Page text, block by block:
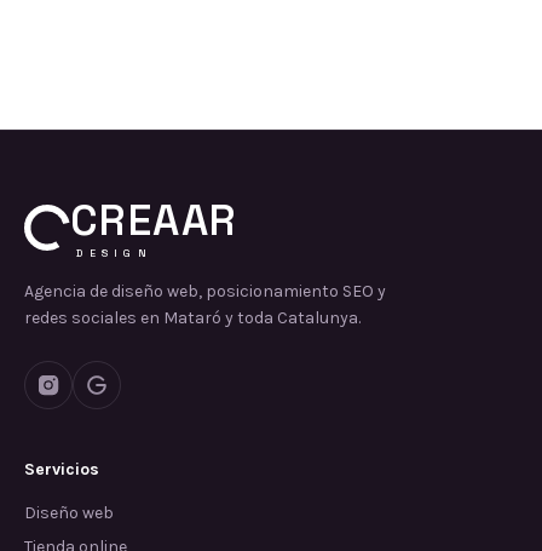
CREAAR
DESIGN
Agencia de diseño web, posicionamiento SEO y
redes sociales en Mataró y toda Catalunya.
Servicios
Diseño web